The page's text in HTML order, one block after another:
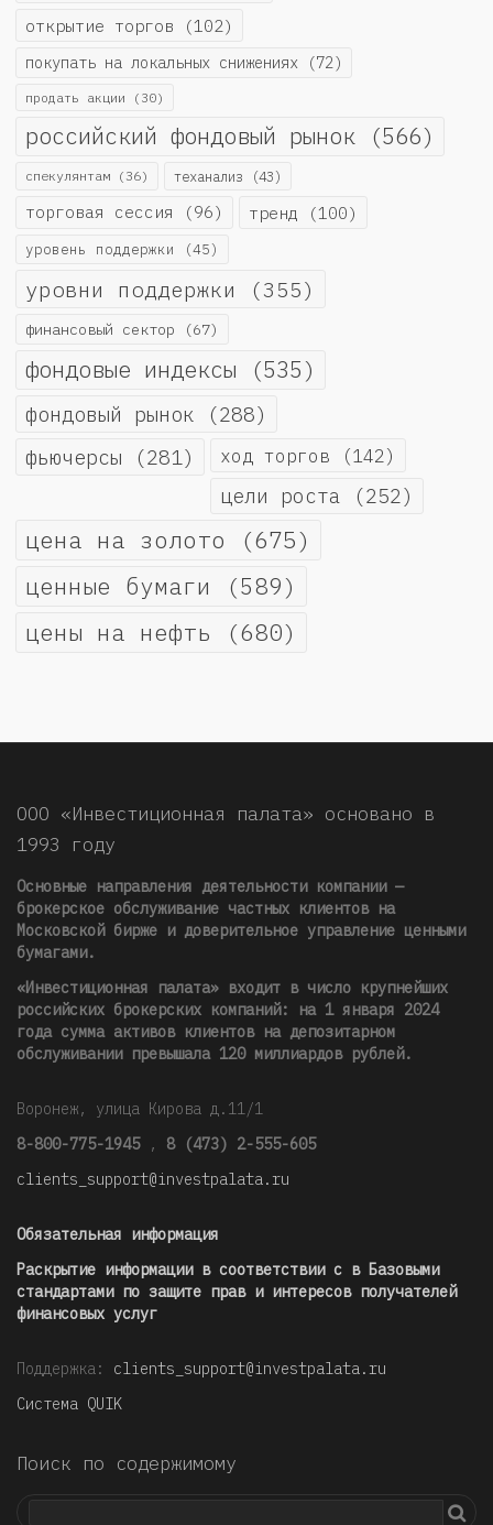
открытие торгов (102)
покупать на локальных снижениях (72)
продать акции (30)
российский фондовый рынок (566)
спекулянтам (36) теханализ (43)
торговая сессия (96) тренд (100)
уровень поддержки (45)
уровни поддержки (355)
финансовый сектор (67)
фондовые индексы (535)
фондовый рынок (288)
фьючерсы (281) ход торгов (142)
цели роста (252)
цена на золото (675)
ценные бумаги (589)
цены на нефть (680)
ООО «Инвестиционная палата» основано в
1993 году
Основные направления деятельности компании —
брокерское обслуживание частных клиентов на
Московской бирже и доверительное управление ценными
бумагами.
«Инвестиционная палата» входит в число крупнейших
российских брокерских компаний: на 1 января 2024
года сумма активов клиентов на депозитарном
обслуживании превышала 120 миллиардов рублей.
Воронеж, улица Кирова д.11/1
8-800-775-1945 , 8 (473) 2-555-605
clients_support@investpalata.ru
Обязательная информация
Раскрытие информации в соответствии с в Базовыми
стандартами по защите прав и интересов получателей
финансовых услуг
Поддержка: clients_support@investpalata.ru
Система QUIK
Поиск по содержимому